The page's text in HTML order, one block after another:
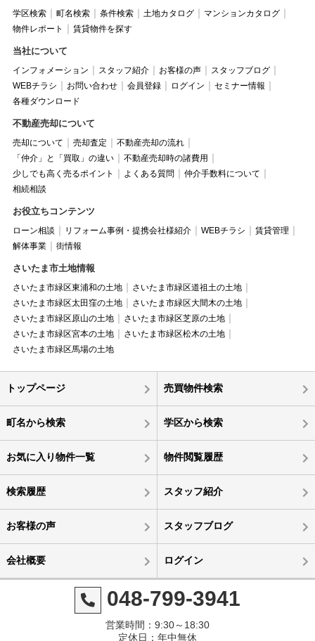
学区検索 町名検索 条件検索 土地カタログ
マンションカタログ
物件レポート
賃貸物件を探す
当社について
インフォメーション スタッフ紹介 お客様の声
スタッフブログ
WEBチラシ
お問い合わせ 会員登録 ログイン
セミナー情報
各種ダウンロード
不動産売却について
売却について 売却査定
不動産売却の流れ
「仲介」と「買取」の違い
不動産売却時の諸費用
少しでも高く売るポイント
よくある質問
仲介手数料について
相続相談
お役立ちコンテンツ
ローン相談 リフォーム事例・提携会社様紹介 WEBチラシ
賃貸管理
解体事業
街情報
さいたま市土地情報
さいたま市緑区東浦和の土地
さいたま市緑区道祖土の土地
さいたま市緑区太田窪の土地
さいたま市緑区大間木の土地
さいたま市緑区原山の土地
さいたま市緑区芝原の土地
さいたま市緑区宮本の土地
さいたま市緑区松木の土地
さいたま市緑区馬場の土地
トップページ 売買物件検索
町名から検索 学区から検索
お気に入り物件一覧 物件閲覧履歴
検索履歴 スタッフ紹介
お客様の声 スタッフブログ
会社概要 ログイン
048-799-3941
営業時間：9:30～18:30
定休日：年中無休